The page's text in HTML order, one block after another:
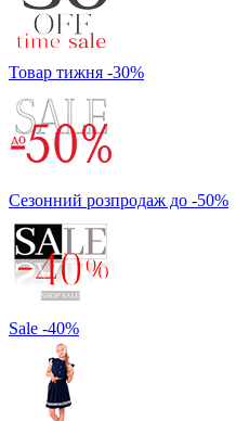
Товар тижня -30%
Сезонний розпродаж до -50%
Sale -40%